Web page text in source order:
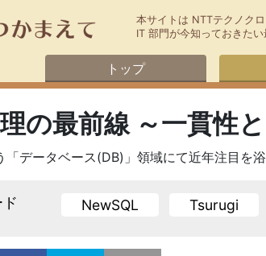
本サイトは NTTテクノク
IT 部門が今知っておきた
トップ
の最前線 ～一貫性
「データベース(DB)」領域にて近年注目を
NewSQL Tsurugi